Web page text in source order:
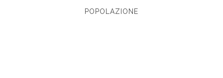
POPOLAZIONE